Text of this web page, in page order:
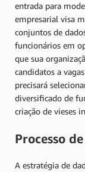
entrada para
empresarial visa
conjuntos de
funcionários em
que sua
candidatos a
precisará
diversificado de
criação de vieses
Processo
A estratégia de